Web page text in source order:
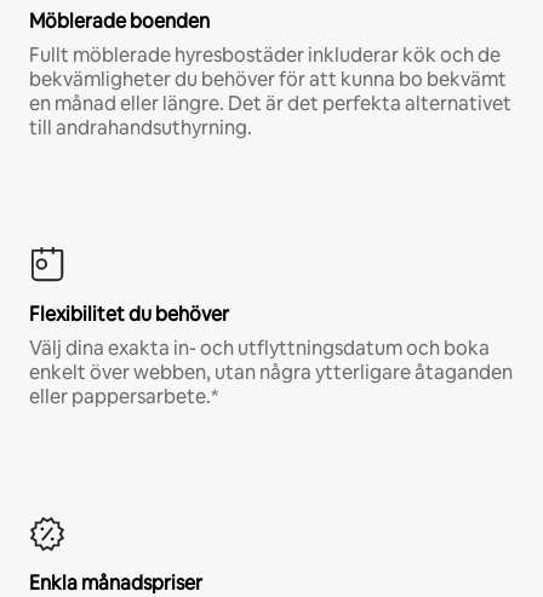
Möblerade boenden
Fullt möblerade hyresbostäder inkluderar kök och de
bekvämligheter du behöver för att kunna bo bekvämt
en månad eller längre. Det är det perfekta alternativet
till andrahandsuthyrning.
Flexibilitet du behöver
Välj dina exakta in- och utflyttningsdatum och boka
enkelt över webben, utan några ytterligare åtaganden
eller pappersarbete.*
Enkla månadspriser